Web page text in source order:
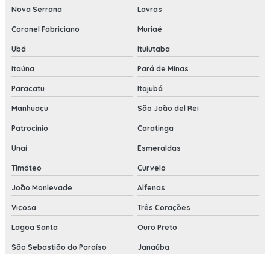
Nova Serrana Lavras
Coronel Fabriciano Muriaé
Ubá Ituiutaba
Itaúna Pará de Minas
Paracatu Itajubá
Manhuaçu São João del Rei
Patrocínio Caratinga
Unaí Esmeraldas
Timóteo Curvelo
João Monlevade Alfenas
Viçosa Três Corações
Lagoa Santa Ouro Preto
São Sebastião do Paraíso Janaúba